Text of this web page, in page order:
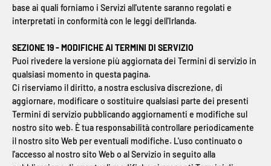
base ai quali forniamo i Servizi all'utente saranno regolati e
interpretati in conformità con le leggi dell'Irlanda.
SEZIONE 19 - MODIFICHE AI TERMINI DI SERVIZIO
Puoi rivedere la versione più aggiornata dei Termini di servizio in
qualsiasi momento in questa pagina.
Ci riserviamo il diritto, a nostra esclusiva discrezione, di
aggiornare, modificare o sostituire qualsiasi parte dei presenti
Termini di servizio pubblicando aggiornamenti e modifiche sul
nostro sito web. È tua responsabilità controllare periodicamente
il nostro sito Web per eventuali modifiche. L'uso continuato o
l'accesso al nostro sito Web o al Servizio in seguito alla